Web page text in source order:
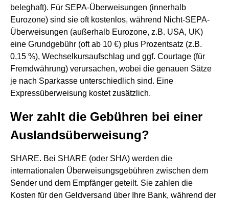
beleghaft). Für SEPA-Überweisungen (innerhalb
Eurozone) sind sie oft kostenlos, während Nicht-SEPA-
Überweisungen (außerhalb Eurozone, z.B. USA, UK)
eine Grundgebühr (oft ab 10 €) plus Prozentsatz (z.B.
0,15 %), Wechselkursaufschlag und ggf. Courtage (für
Fremdwährung) verursachen, wobei die genauen Sätze
je nach Sparkasse unterschiedlich sind. Eine
Expressüberweisung kostet zusätzlich.
Wer zahlt die Gebühren bei einer
Auslandsüberweisung?
SHARE. Bei SHARE (oder SHA) werden die
internationalen Überweisungsgebühren zwischen dem
Sender und dem Empfänger geteilt. Sie zahlen die
Kosten für den Geldversand über Ihre Bank, während der